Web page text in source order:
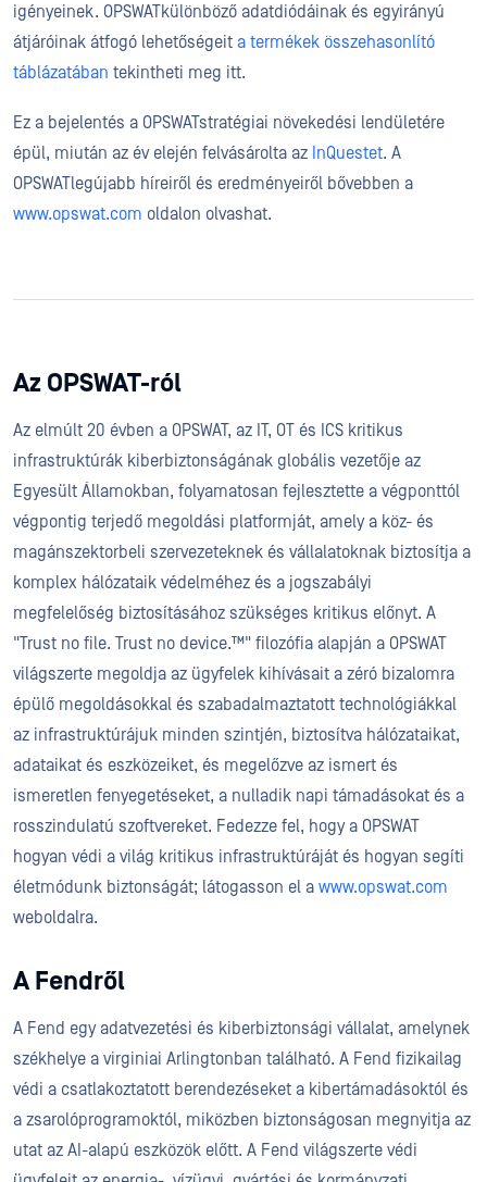
igényeinek. OPSWATkülönböző adatdiódáinak és egyirányú
átjáróinak átfogó lehetőségeit a termékek összehasonlító
táblázatában tekintheti meg itt.
Ez a bejelentés a OPSWATstratégiai növekedési lendületére
épül, miután az év elején felvásárolta az InQuestet. A
OPSWATlegújabb híreiről és eredményeiről bővebben a
www.opswat.com oldalon olvashat.
Az OPSWAT-ról
Az elmúlt 20 évben a OPSWAT, az IT, OT és ICS kritikus
infrastruktúrák kiberbiztonságának globális vezetője az
Egyesült Államokban, folyamatosan fejlesztette a végponttól
végpontig terjedő megoldási platformját, amely a köz- és
magánszektorbeli szervezeteknek és vállalatoknak biztosítja a
komplex hálózataik védelméhez és a jogszabályi
megfelelőség biztosításához szükséges kritikus előnyt. A
"Trust no file. Trust no device.™" filozófia alapján a OPSWAT
világszerte megoldja az ügyfelek kihívásait a zéró bizalomra
épülő megoldásokkal és szabadalmaztatott technológiákkal
az infrastruktúrájuk minden szintjén, biztosítva hálózataikat,
adataikat és eszközeiket, és megelőzve az ismert és
ismeretlen fenyegetéseket, a nulladik napi támadásokat és a
rosszindulatú szoftvereket. Fedezze fel, hogy a OPSWAT
hogyan védi a világ kritikus infrastruktúráját és hogyan segíti
életmódunk biztonságát; látogasson el a www.opswat.com
weboldalra.
A Fendről
A Fend egy adatvezetési és kiberbiztonsági vállalat, amelynek
székhelye a virginiai Arlingtonban található. A Fend fizikailag
védi a csatlakoztatott berendezéseket a kibertámadásoktól és
a zsarolóprogramoktól, miközben biztonságosan megnyitja az
utat az AI-alapú eszközök előtt. A Fend világszerte védi